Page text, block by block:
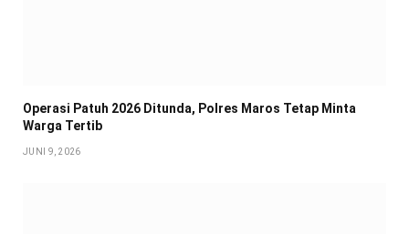
Operasi Patuh 2026 Ditunda, Polres Maros Tetap Minta
Warga Tertib
JUNI 9, 2026